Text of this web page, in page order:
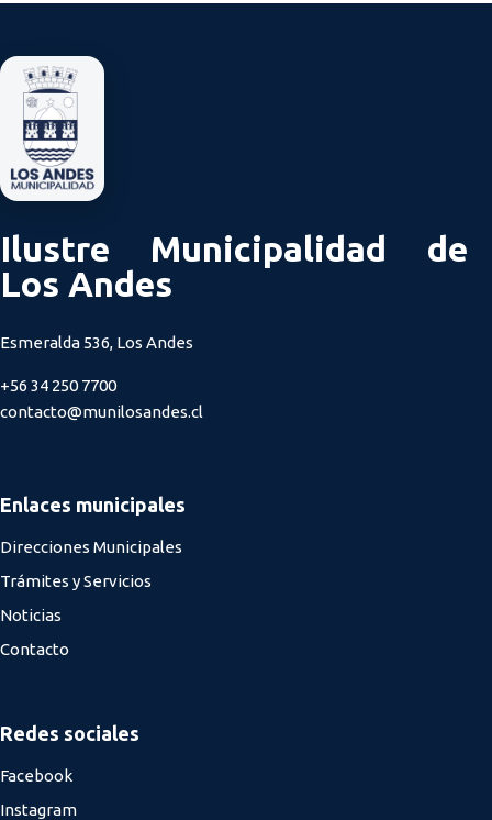
Ilustre Municipalidad de
Los Andes
Esmeralda 536, Los Andes
+56 34 250 7700
contacto@munilosandes.cl
Enlaces municipales
Direcciones Municipales
Trámites y Servicios
Noticias
Contacto
Redes sociales
Facebook
Instagram